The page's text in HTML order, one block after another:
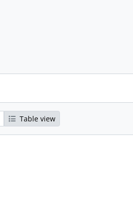
Table view